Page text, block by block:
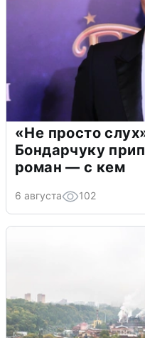
«Не просто
Бондарчуку
роман — с кем
6 августа 102